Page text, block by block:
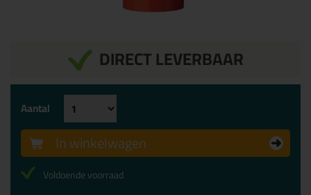
DIRECT LEVERBAAR
Aantal
In winkelwagen
Voldoende voorraad